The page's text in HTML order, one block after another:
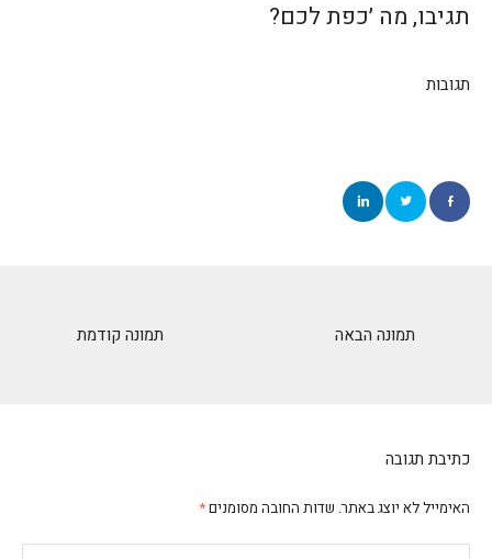
תגיבו, מה ׳כפת לכם?
תגובות
תמונה קודמת תמונה הבאה
כתיבת תגובה
האימייל לא יוצג באתר. שדות החובה מסומנים*